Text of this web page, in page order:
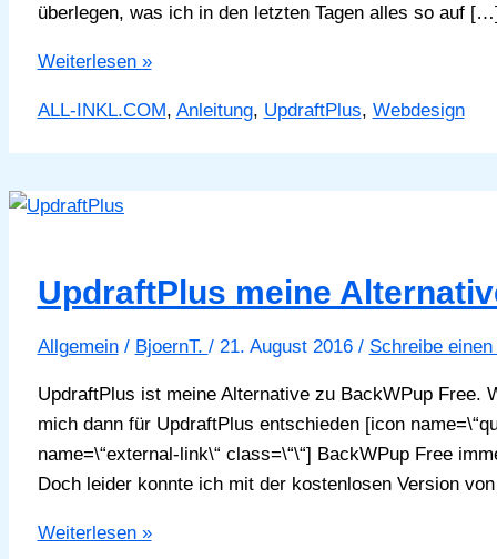
überlegen, was ich in den letzten Tagen alles so auf
UpdraftPlus
keine
Schreibrechte
Weiterlesen »
ALL-INKL.COM, Anleitung, UpdraftPlus, Webdesign
UpdraftPlus meine
Allgemein/ BjoernT. / 21. August 2016 / Schreibe
UpdraftPlus ist meine Alternative zu BackWPup Free.
mich dann für UpdraftPlus entschieden [icon
name=\“external-link\“ class=\“\“] BackWPup Free
Doch leider konnte ich mit der kostenlosen Version
UpdraftPlus
Weiterlesen »